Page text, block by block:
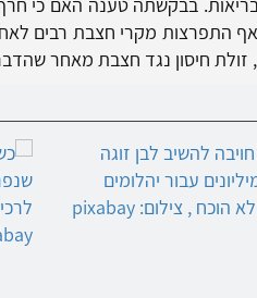
התפרצות מקרי חצבת רבים
זולת חיסון נגד חצבת מאחר